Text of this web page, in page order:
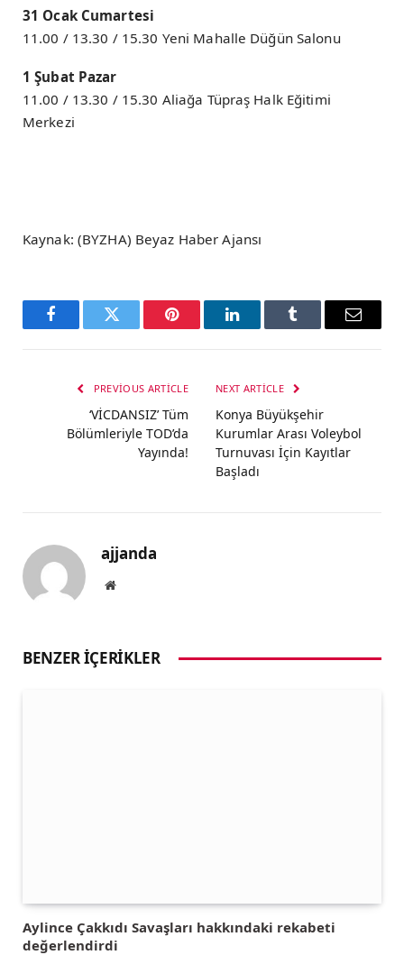
31 Ocak Cumartesi
11.00 / 13.30 / 15.30 Yeni Mahalle Düğün Salonu
1 Şubat Pazar
11.00 / 13.30 / 15.30 Aliağa Tüpraş Halk Eğitimi
Merkezi
Kaynak: (BYZHA) Beyaz Haber Ajansı
FacebookTwitter Pinterest LinkedInTumblr Email
PREVIOUS ARTICLE
‘VİCDANSIZ’ Tüm
Bölümleriyle TOD’da
Yayında!
NEXT ARTICLE
Konya Büyükşehir
Kurumlar Arası Voleybol
Turnuvası İçin Kayıtlar
Başladı
ajjanda
Website
BENZER İÇERIKLER
Aylince Çakkıdı Savaşları hakkındaki rekabeti
değerlendirdi